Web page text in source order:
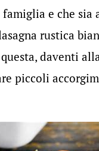
e che sia
rustica
daventi
piccoli